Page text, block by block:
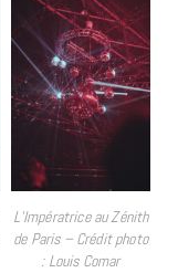
L’Impératrice au Zénith
de Paris – Crédit photo
: Louis Comar